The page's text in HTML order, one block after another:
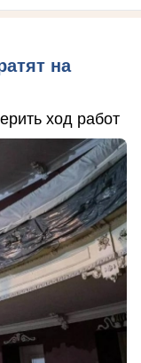
на
ход работ